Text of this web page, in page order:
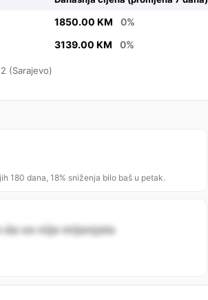
1850.00 KM
0%
3139.00 KM 0%
(Sarajevo)
180 dana, 18% sniženja bilo baš u petak.
se nije mijenjala